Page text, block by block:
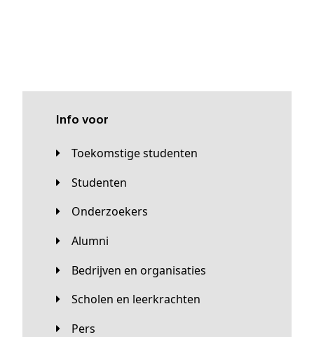
Info voor
Toekomstige studenten
Studenten
Onderzoekers
Alumni
Bedrijven en organisaties
Scholen en leerkrachten
Pers